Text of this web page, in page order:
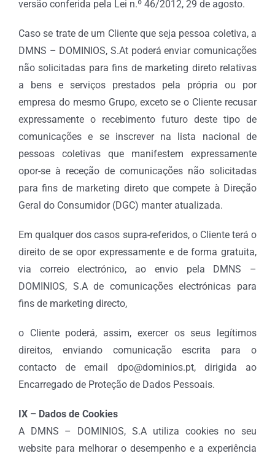
versão conferida pela Lei n.º 46/2012, 29 de agosto.
Caso se trate de um Cliente que seja pessoa coletiva, a
DMNS – DOMINIOS, S.At poderá enviar comunicações
não solicitadas para fins de marketing direto relativas
a bens e serviços prestados pela própria ou por
empresa do mesmo Grupo, exceto se o Cliente recusar
expressamente o recebimento futuro deste tipo de
comunicações e se inscrever na lista nacional de
pessoas coletivas que manifestem expressamente
opor-se à receção de comunicações não solicitadas
para fins de marketing direto que compete à Direção
Geral do Consumidor (DGC) manter atualizada.
Em qualquer dos casos supra-referidos, o Cliente terá o
direito de se opor expressamente e de forma gratuita,
via correio electrónico, ao envio pela DMNS –
DOMINIOS, S.A de comunicações electrónicas para
fins de marketing directo,
o Cliente poderá, assim, exercer os seus legítimos
direitos, enviando comunicação escrita para o
contacto de email dpo@dominios.pt, dirigida ao
Encarregado de Proteção de Dados Pessoais.
IX – Dados de Cookies
A DMNS – DOMINIOS, S.A utiliza cookies no seu
website para melhorar o desempenho e a experiência